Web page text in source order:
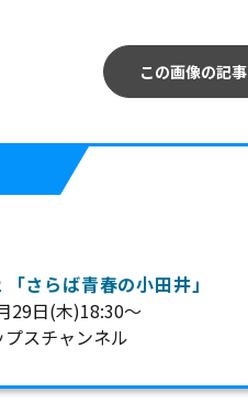
この画像の記事
さらば青春の小田井」
29日(木)18:30～
スチャンネル